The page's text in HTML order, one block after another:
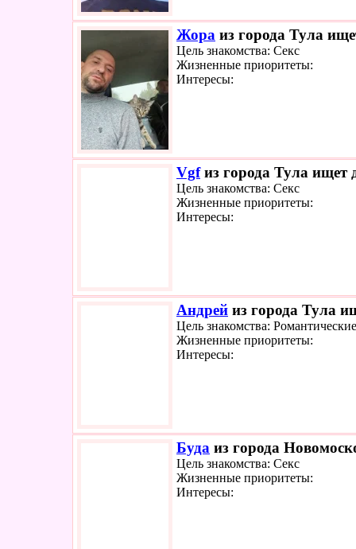
Жора из города Тула
Цель знакомства: Секс
Жизненные приоритеты:
Интересы:
Vgfиз города Тула ищет
Цель знакомства: Секс
Жизненные приоритеты:
Интересы:
Андрей из города Тула
Цель знакомства:
Жизненные приоритеты:
Интересы:
Буда из города
Цель знакомства: Секс
Жизненные приоритеты:
Интересы: